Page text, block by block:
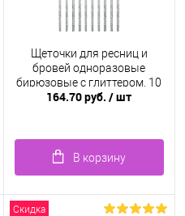
Щеточки для ресниц и
бровей одноразовые
бирюзовые с глиттером, 10
шт.
164.70 руб./ шт
В корзину
Скидка